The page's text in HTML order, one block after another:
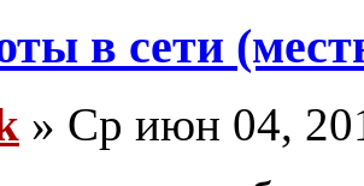
в сети
» Ср июн 04,